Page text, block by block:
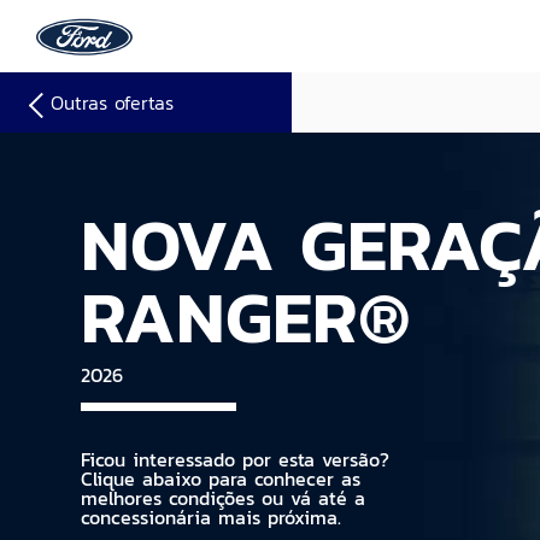
Outras ofertas
NOVA
RANGER®
2026
Ficou interessado por esta versão?
Clique abaixo para conhecer as
melhores condições ou vá até a
concessionária mais próxima.